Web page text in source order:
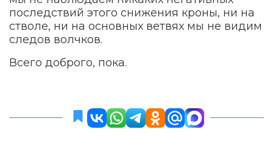
последствий этого снижения кроны, ни на
стволе, ни на основных ветвях мы не видим
следов волчков.
Всего доброго, пока.